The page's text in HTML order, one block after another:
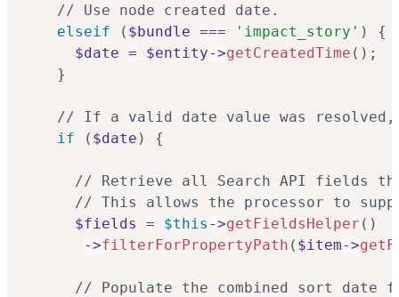
// Use node created date.
elseif
( $bundle === 'impact_story' )
{
$date = $entity->getCreatedTime ( ) ;
}
// If a valid date value was
if
( $date ) {
// Retrieve all Search API fields
// This allows the processor to
$fields
= $this ->getFieldsHelper ( )
->filterForPropertyPath ( $item->
// Populate the combined sort